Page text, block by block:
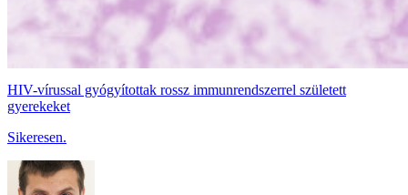
HIV-vírussal gyógyítottak rossz immunrendszerrel született
gyerekeket
Sikeresen.